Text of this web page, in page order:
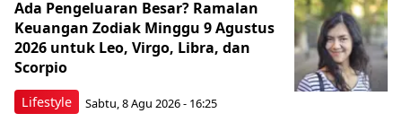
Lifestyle
Ada Pengeluaran Besar? Ramalan
Keuangan Zodiak Minggu 9 Agustus
2026 untuk Leo, Virgo, Libra, dan
Scorpio
Sabtu, 8 Agu 2026 - 16:25